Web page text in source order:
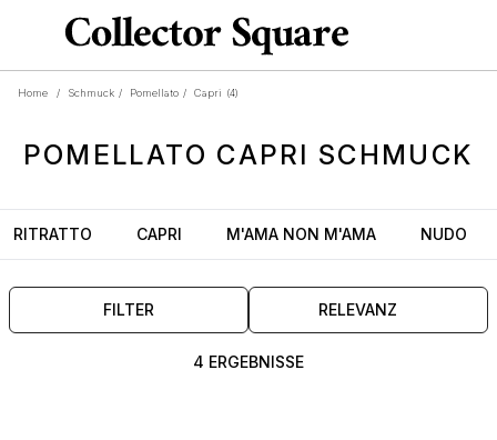
Home / Schmuck / Pomellato / Capri (4)
POMELLATO CAPRI SCHMUCK
RITRATTO CAPRI M'AMA NON M'AMA NUDO
FILTER RELEVANZ
4 ERGEBNISSE